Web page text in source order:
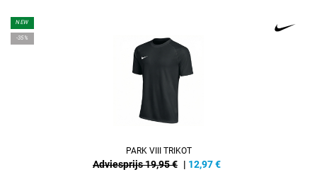
NEW
-35%
PARK VIII TRIKOT
Adviesprijs 19,95 € | 12,97€